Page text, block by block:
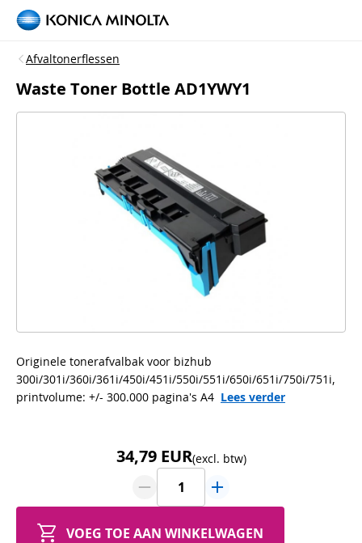
Afvaltonerflessen
Waste Toner Bottle AD1YWY1
Originele tonerafvalbak voor bizhub
300i/301i/360i/361i/450i/451i/550i/551i/650i/651i/750i/751i,
printvolume: +/- 300.000 pagina's A4 Lees verder
34,79 EUR(excl. btw)
VOEG TOE AAN WINKELWAGEN